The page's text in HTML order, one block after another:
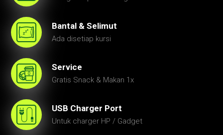
Bantal & Selimut
Ada disetiap kursi
Service
Gratis Snack & Makan 1x
USB Charger Port
Untuk charger HP / Gadget